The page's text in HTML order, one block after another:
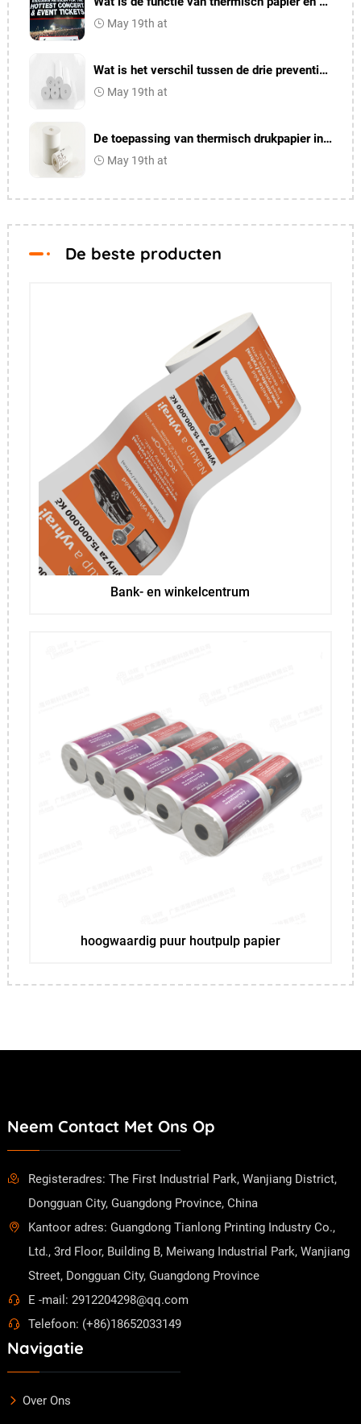
May 19th at
Wat is het verschil tussen de drie preventie en een preventie van thermisch printpapier
May 19th at
De toepassing van thermisch drukpapier in de medische industrie
May 19th at
De beste producten
Bank- en winkelcentrum
hoogwaardig puur houtpulp papier
Neem Contact Met Ons Op
Registeradres: The First Industrial Park, Wanjiang District,
Dongguan City, Guangdong Province, China
Kantoor adres: Guangdong Tianlong Printing Industry Co.,
Ltd., 3rd Floor, Building B, Meiwang Industrial Park, Wanjiang
Street, Dongguan City, Guangdong Province
E -mail: 2912204298@qq.com
Telefoon: (+86)18652033149
Navigatie
Over Ons